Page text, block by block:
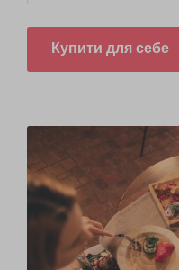
Купити для себе